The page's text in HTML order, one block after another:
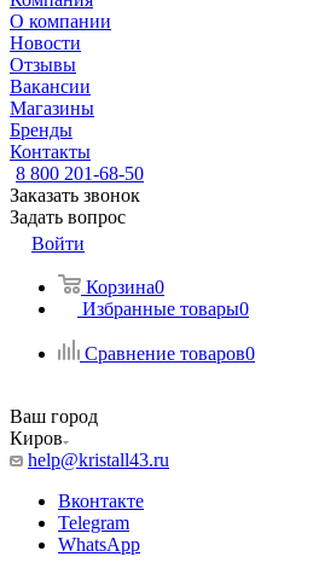
О компании
Новости
Отзывы
Вакансии
Магазины
Бренды
Контакты
8 800 201-68-50
Заказать звонок
Задать вопрос
Войти
Корзина0
Избранные товары0
Сравнение товаров0
Ваш город
Киров
help@kristall43.ru
Вконтакте
Telegram
WhatsApp